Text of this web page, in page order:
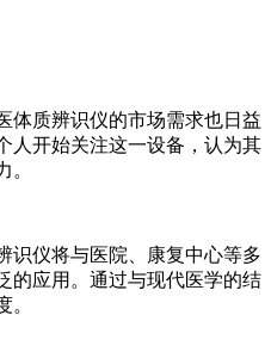
体质辨识仪的市场需求也日益
人开始关注这一设备，认为其
。
识仪将与医院、康复中心等多
的应用。通过与现代医学的结
。